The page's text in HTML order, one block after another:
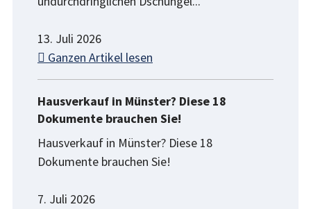
13. Juli 2026
Ganzen Artikel lesen
Hausverkauf in Münster? Diese 18
Dokumente brauchen Sie!
Hausverkauf in Münster? Diese 18
Dokumente brauchen Sie!
7. Juli 2026